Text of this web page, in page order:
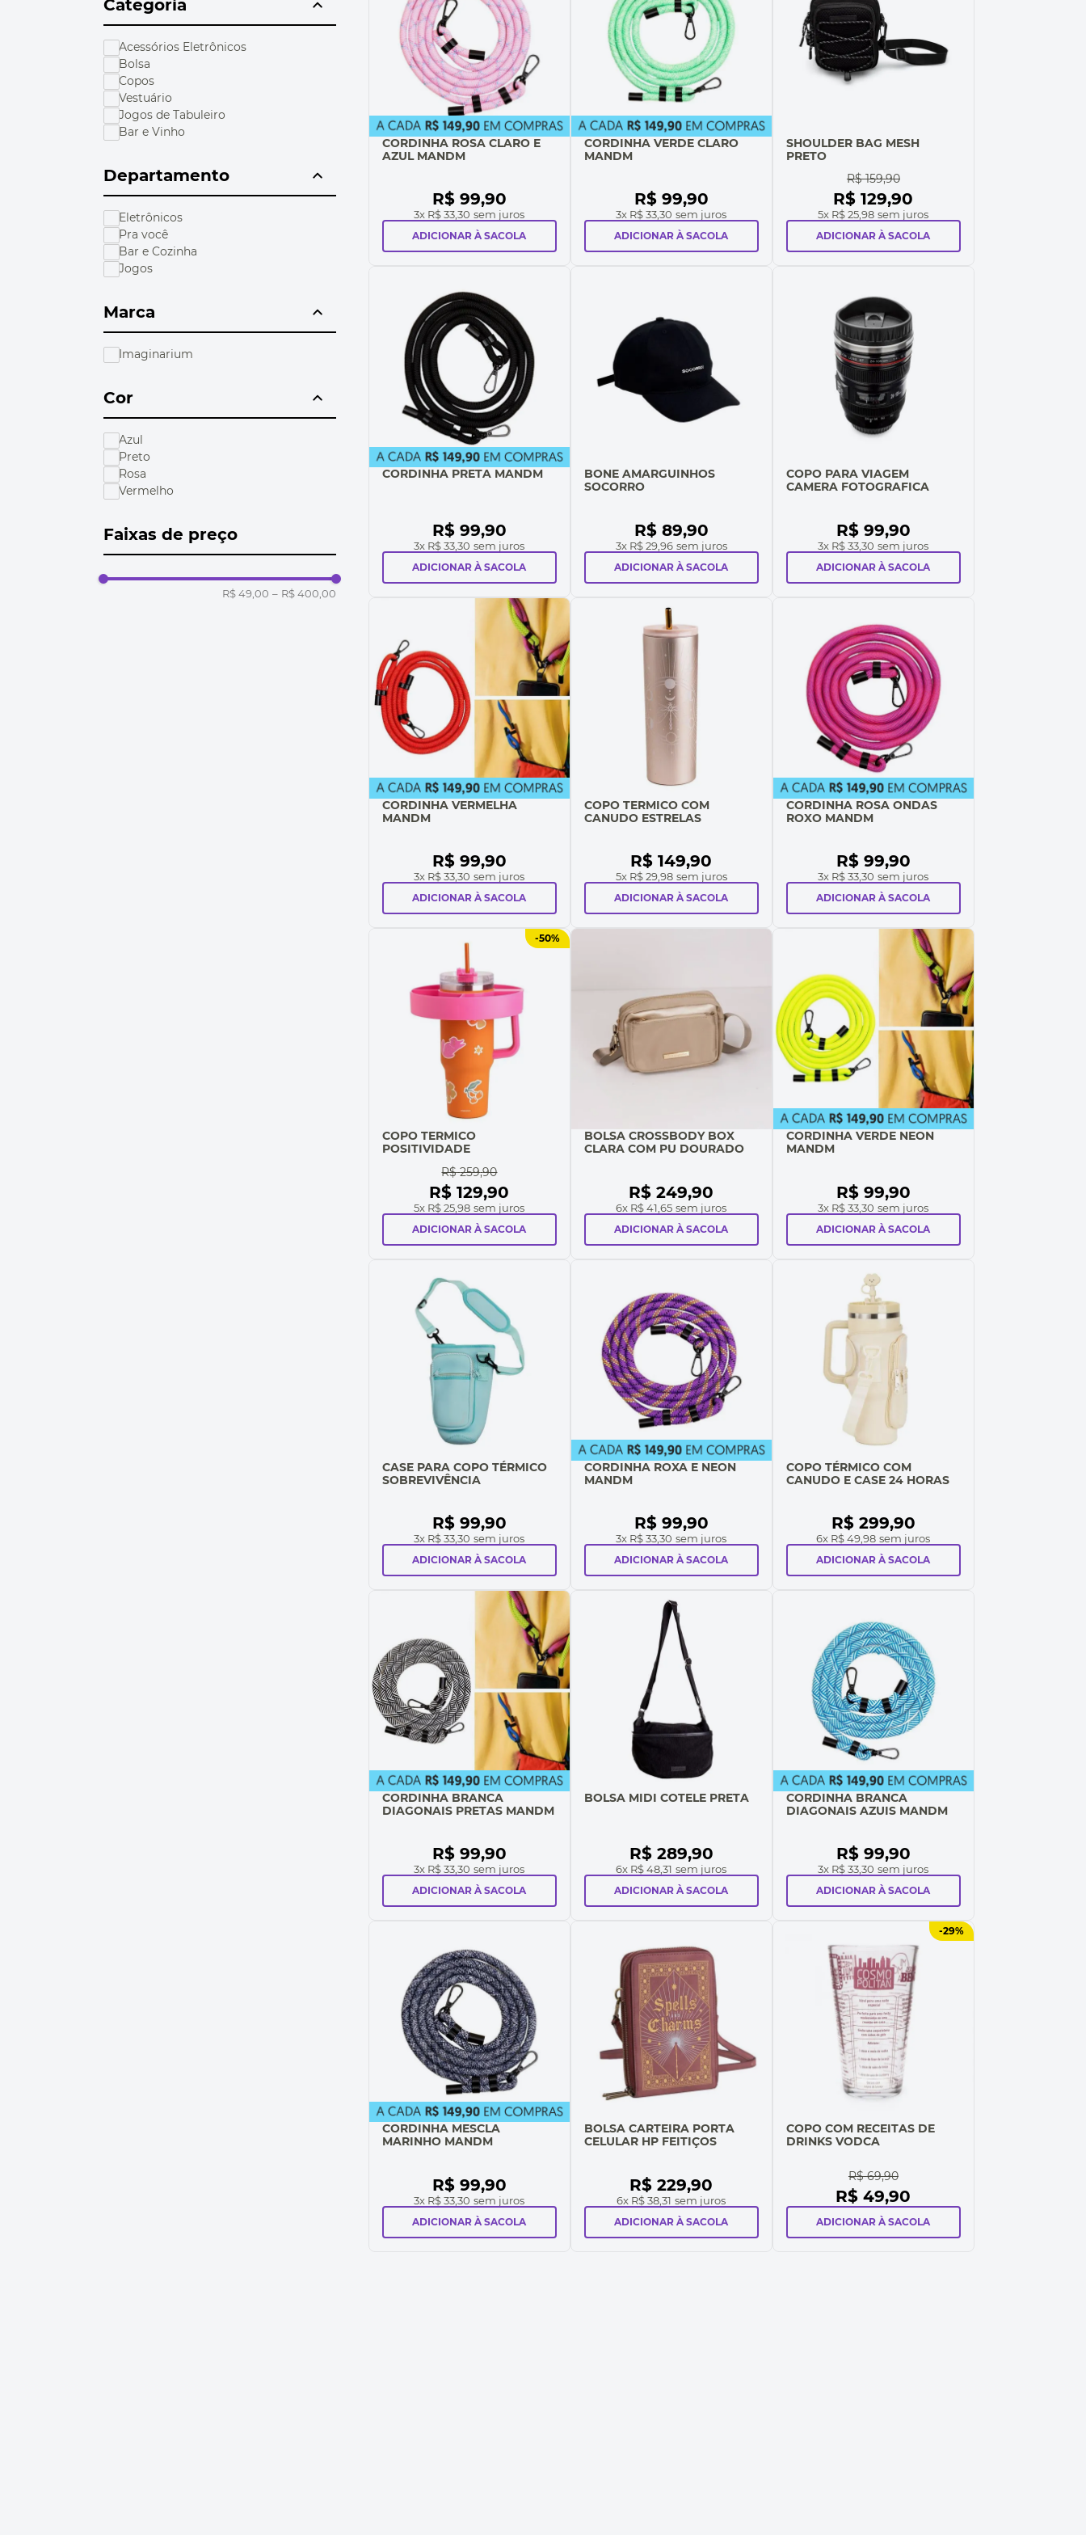
Categoria
Acessórios Eletrônicos
Bolsa
Copos
Vestuário
Jogos de Tabuleiro
Bar e Vinho
Departamento
Eletrônicos
Pra você
Bar e Cozinha
Jogos
Marca
Imaginarium
Cor
Azul
Preto
Rosa
Vermelho
Faixas de preço
R$ 49,00 – R$ 400,00
CORDINHA ROSA CLARO E
AZUL MANDM
R$ 99,90
3x R$ 33,30 sem juros
ADICIONAR À SACOLA
CORDINHA VERDE CLARO
MANDM
R$ 99,90
3x R$ 33,30 sem juros
ADICIONAR À SACOLA
SHOULDER BAG MESH
PRETO
R$ 159,90
R$ 129,90
5x R$ 25,98 sem juros
ADICIONAR À SACOLA
CORDINHA PRETA MANDM
R$ 99,90
3x R$ 33,30 sem juros
ADICIONAR À SACOLA
BONE AMARGUINHOS
SOCORRO
R$ 89,90
3x R$ 29,96 sem juros
ADICIONAR À SACOLA
COPO PARA VIAGEM
CAMERA FOTOGRAFICA
R$ 99,90
3x R$ 33,30 sem juros
ADICIONAR À SACOLA
CORDINHA VERMELHA
MANDM
R$ 99,90
3x R$ 33,30 sem juros
ADICIONAR À SACOLA
COPO TERMICO COM
CANUDO ESTRELAS
R$ 149,90
5x R$ 29,98 sem juros
ADICIONAR À SACOLA
CORDINHA ROSA ONDAS
ROXO MANDM
R$ 99,90
3x R$ 33,30 sem juros
ADICIONAR À SACOLA
-50%
COPO TERMICO
POSITIVIDADE
R$ 259,90
R$ 129,90
5x R$ 25,98 sem juros
ADICIONAR À SACOLA
BOLSA CROSSBODY BOX
CLARA COM PU DOURADO
R$ 249,90
6x R$ 41,65 sem juros
ADICIONAR À SACOLA
CORDINHA VERDE NEON
MANDM
R$ 99,90
3x R$ 33,30 sem juros
ADICIONAR À SACOLA
CASE PARA COPO TÉRMICO
SOBREVIVÊNCIA
R$ 99,90
3x R$ 33,30 sem juros
ADICIONAR À SACOLA
CORDINHA ROXA E NEON
MANDM
R$ 99,90
3x R$ 33,30 sem juros
ADICIONAR À SACOLA
COPO TÉRMICO COM
CANUDO E CASE 24 HORAS
R$ 299,90
6x R$ 49,98 sem juros
ADICIONAR À SACOLA
CORDINHA BRANCA
DIAGONAIS PRETAS MANDM
R$ 99,90
3x R$ 33,30 sem juros
ADICIONAR À SACOLA
BOLSA MIDI COTELE PRETA
R$ 289,90
6x R$ 48,31 sem juros
ADICIONAR À SACOLA
CORDINHA BRANCA
DIAGONAIS AZUIS MANDM
R$ 99,90
3x R$ 33,30 sem juros
ADICIONAR À SACOLA
CORDINHA MESCLA
MARINHO MANDM
R$ 99,90
3x R$ 33,30 sem juros
ADICIONAR À SACOLA
BOLSA CARTEIRA PORTA
CELULAR HP FEITIÇOS
R$ 229,90
6x R$ 38,31 sem juros
ADICIONAR À SACOLA
-29%
COPO COM RECEITAS DE
DRINKS VODCA
R$ 69,90
R$ 49,90
ADICIONAR À SACOLA
10º bolsa termica